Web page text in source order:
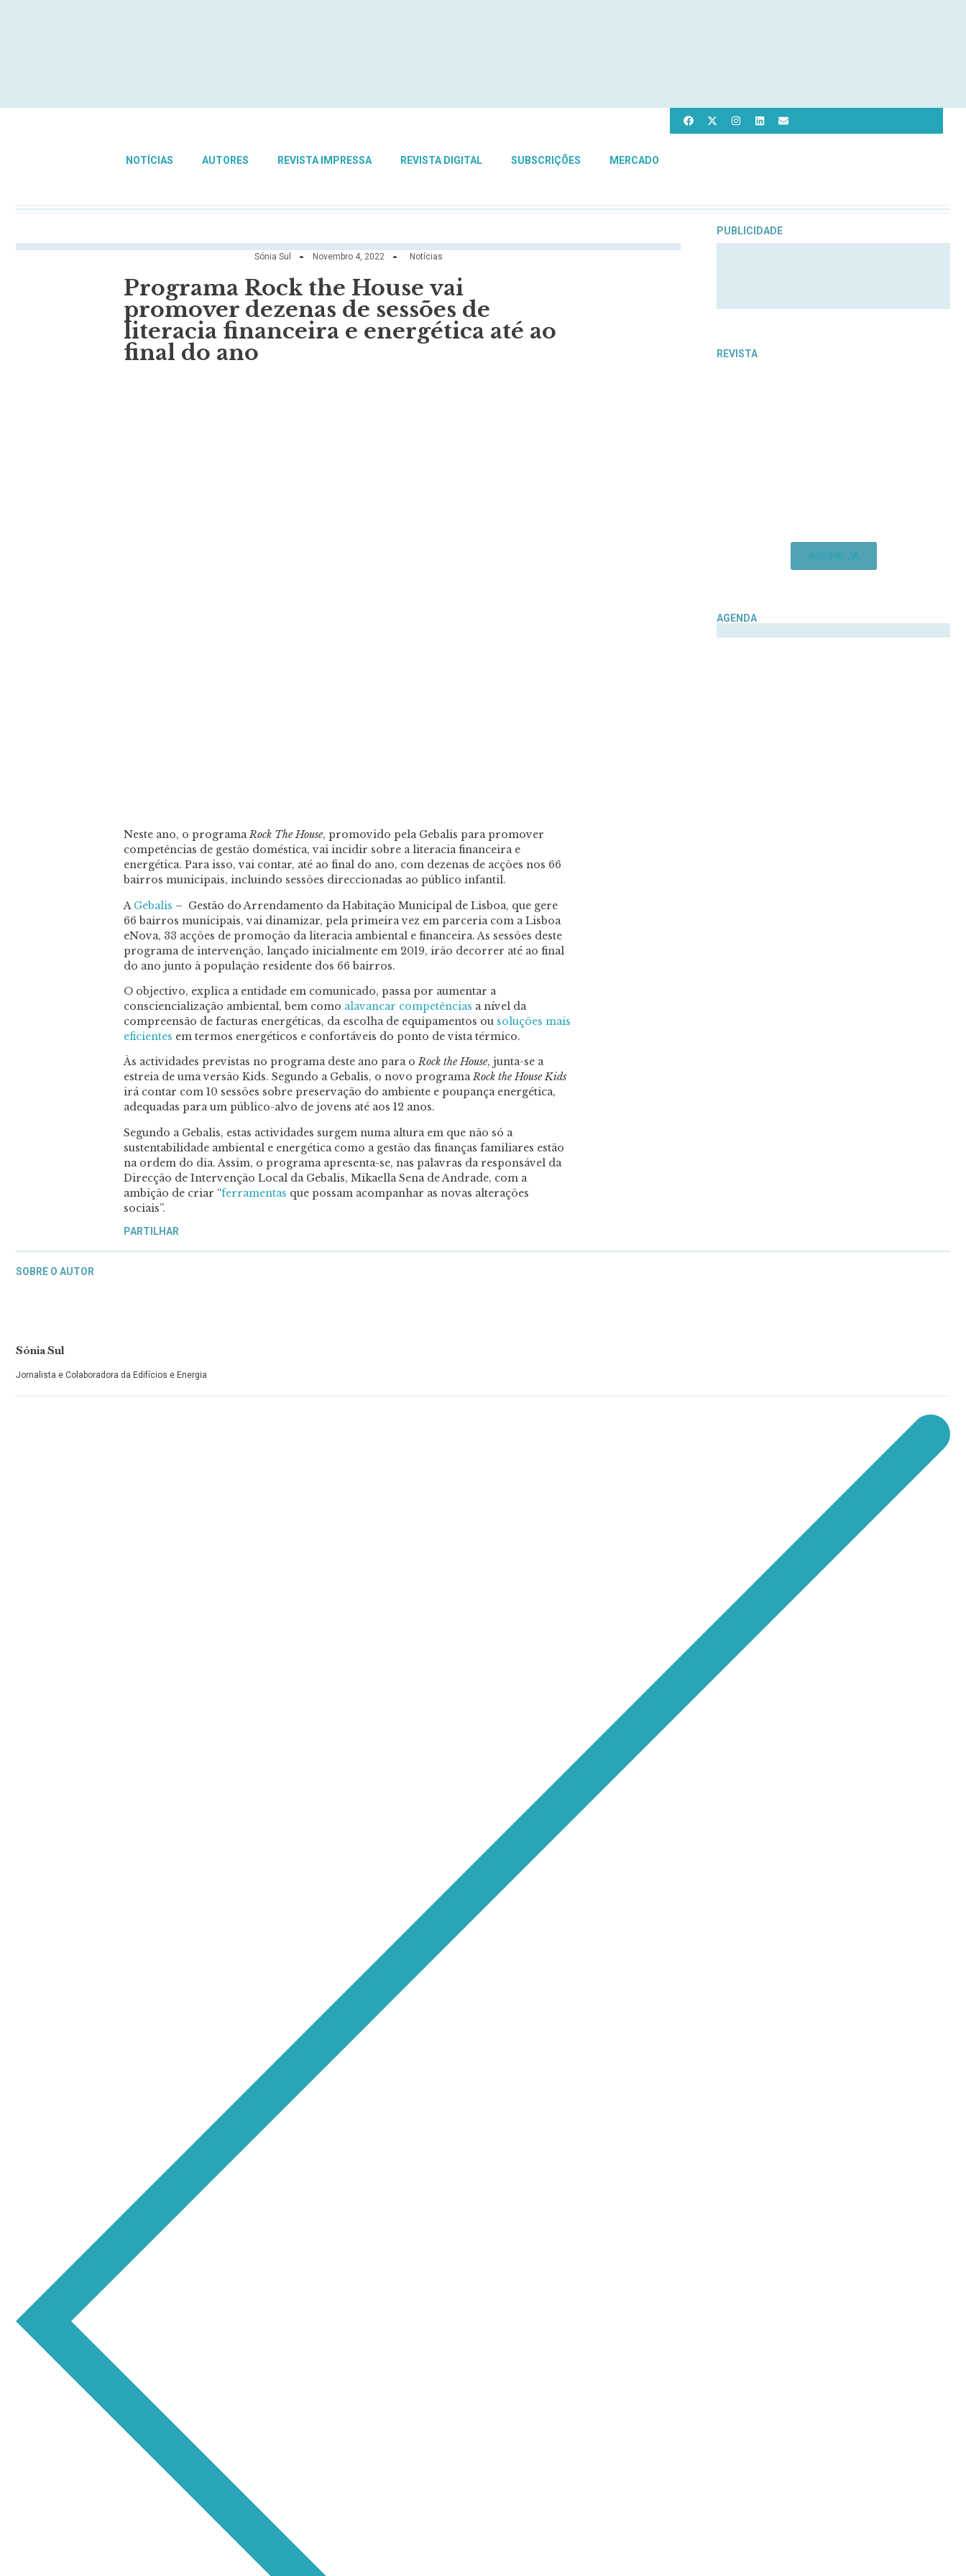
NOTÍCIAS AUTORES REVISTA IMPRESSA REVISTA DIGITAL SUBSCRIÇÕES MERCADO
Sónia Sul Novembro 4, 2022 Notícias
Programa Rock the House vai
promover dezenas de sessões de
literacia financeira e energética até ao
final do ano
Neste ano, o programaRock The House, promovido pela Gebalis para promover
competências de gestão doméstica, vai incidir sobre a literacia financeira e
energética. Para isso, vai contar, até ao final do ano, com dezenas de acções nos 66
bairros municipais, incluindo sessões direccionadas ao público infantil.
A Gebalis – Gestão do Arrendamento da Habitação Municipal de Lisboa, que gere
66 bairros municipais, vai dinamizar, pela primeira vez em parceria com a Lisboa
eNova, 33 acções de promoção da literacia ambiental e financeira. As sessões deste
programa de intervenção, lançado inicialmente em 2019, irão decorrer até ao final
do ano junto à população residente dos 66 bairros.
O objectivo, explica a entidade em comunicado, passa por aumentar a
consciencialização ambiental, bem como alavancar competências a nível da
compreensão de facturas energéticas, da escolha de equipamentos ou soluções mais
eficientes em termos energéticos e confortáveis do ponto de vista térmico.
Às actividades previstas no programa deste ano para o Rock the House, junta-se a
estreia de uma versão Kids. Segundo a Gebalis, o novo programaRock the House Kids
irá contar com 10 sessões sobre preservação do ambiente e poupança energética,
adequadas para um público-alvo de jovens até aos 12 anos.
Segundo a Gebalis, estas actividades surgem numa altura em que não só a
sustentabilidade ambiental e energética como a gestão das finanças familiares estão
na ordem do dia. Assim, o programa apresenta-se, nas palavras da responsável da
Direcção de Intervenção Local da Gebalis, Mikaella Sena de Andrade, com a
ambição de criar “ferramentas que possam acompanhar as novas alterações
sociais”.
PARTILHAR
PUBLICIDADE
REVISTA
ASSINE JÁ
AGENDA
SOBRE O AUTOR
Sónia Sul
Jornalista e Colaboradora da Edifícios e Energia